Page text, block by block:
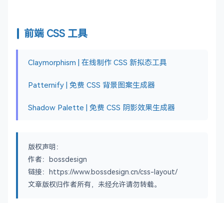
前端 CSS 工具
Claymorphism | 在线制作 CSS 新拟态工具
Patternify | 免费 CSS 背景图案生成器
Shadow Palette | 免费 CSS 阴影效果生成器
版权声明：
作者：bossdesign
链接：https://www.bossdesign.cn/css-layout/
文章版权归作者所有，未经允许请勿转载。